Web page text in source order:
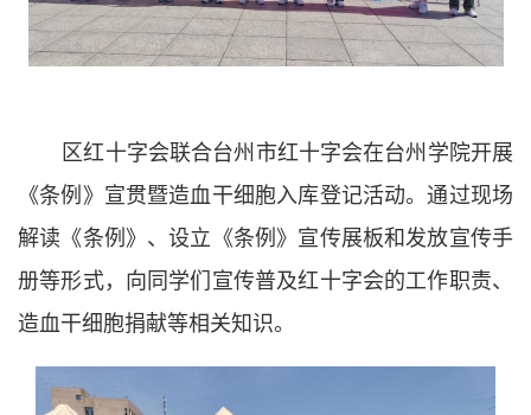
区红十字会联合台州市红十字会在台州学院开展
《条例》宣贯暨造血干细胞入库登记活动。通过现场
解读《条例》、设立《条例》宣传展板和发放宣传手
册等形式，向同学们宣传普及红十字会的工作职责、
造血干细胞捐献等相关知识。